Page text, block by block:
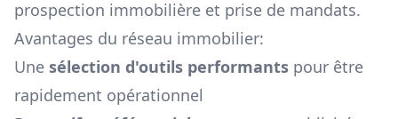
prospection immobilière et prise de mandats.
Avantages du réseau immobilier:
Une sélection d'outils performants pour être
rapidement opérationnel